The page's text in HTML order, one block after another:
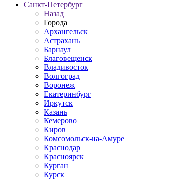
Санкт-Петербург
Назад
Города
Архангельск
Астрахань
Барнаул
Благовещенск
Владивосток
Волгоград
Воронеж
Екатеринбург
Иркутск
Казань
Кемерово
Киров
Комсомольск-на-Амуре
Краснодар
Красноярск
Курган
Курск